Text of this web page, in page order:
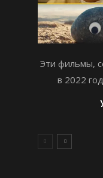
Эти фильмы,
в 2022